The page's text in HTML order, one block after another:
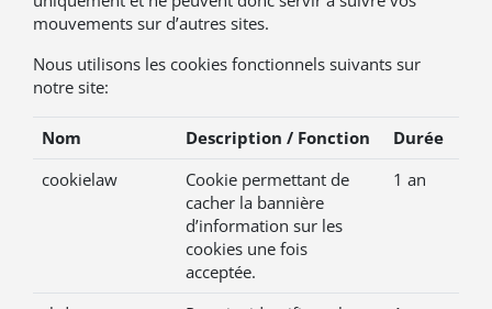
mouvements sur d’autres sites.
Nous utilisons les cookies fonctionnels suivants sur
notre site:
Nom Description / Fonction
Durée
cookielaw
Cookie permettant de
cacher la bannière
d’information sur les
cookies une fois
acceptée.
1 an